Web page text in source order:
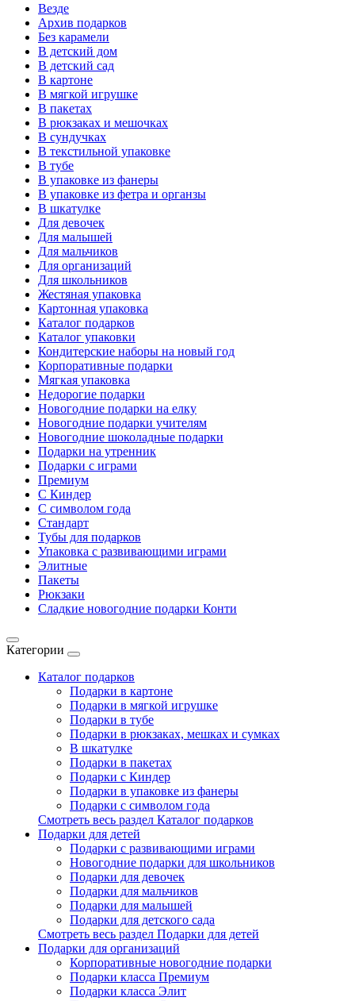
Везде
Архив подарков
Без карамели
В детский дом
В детский сад
В картоне
В мягкой игрушке
В пакетах
В рюкзаках и мешочках
В сундучках
В текстильной упаковке
В тубе
В упаковке из фанеры
В упаковке из фетра и органзы
В шкатулке
Для девочек
Для малышей
Для мальчиков
Для организаций
Для школьников
Жестяная упаковка
Картонная упаковка
Каталог подарков
Каталог упаковки
Кондитерские наборы на новый год
Корпоративные подарки
Мягкая упаковка
Недорогие подарки
Новогодние подарки на елку
Новогодние подарки учителям
Новогодние шоколадные подарки
Подарки на утренник
Подарки с играми
Премиум
С Киндер
С символом года
Стандарт
Тубы для подарков
Упаковка с развивающими играми
Элитные
Пакеты
Рюкзаки
Сладкие новогодние подарки Конти
Категории
Каталог подарков
Подарки в картоне
Подарки в мягкой игрушке
Подарки в тубе
Подарки в рюкзаках, мешках и сумках
В шкатулке
Подарки в пакетах
Подарки с Киндер
Подарки в упаковке из фанеры
Подарки с символом года
Смотреть весь раздел Каталог подарков
Подарки для детей
Подарки с развивающими играми
Новогодние подарки для школьников
Подарки для девочек
Подарки для мальчиков
Подарки для малышей
Подарки для детского сада
Смотреть весь раздел Подарки для детей
Подарки для организаций
Корпоративные новогодние подарки
Подарки класса Премиум
Подарки класса Элит